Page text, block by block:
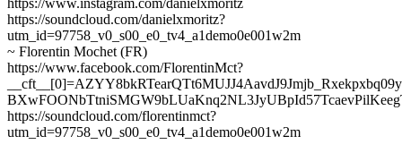
https://soundcloud.com/danielxmoritz?
utm_id=97758_v0_s00_e0_tv4_a1demo0e001w2m
~ Florentin Mochet (FR)
https://www.facebook.com/FlorentinMct?
https://soundcloud.com/florentinmct?
utm_id=97758_v0_s00_e0_tv4_a1demo0e001w2m